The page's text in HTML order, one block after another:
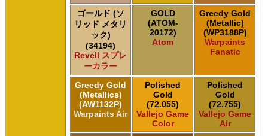
ゴールド (ソ
リッド メタリ
ック)
(34194)
Revell スプレ
ーカラー
GOLD
(ATOM-
20172)
Atom
Greedy Gold
(Metallic)
(WP3188P)
Warpaints
Fanatic
Greedy Gold
(Metallics)
(AW1132P)
Warpaints Air
Polished
Gold
(72.055)
Vallejo Game
Color
Polished
Gold
(72.755)
Vallejo Game
Air